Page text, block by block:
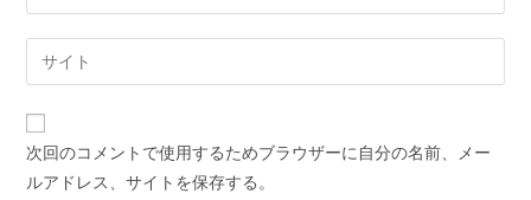
次回のコメントで使用するためブラウザーに自分の名前、メー
ルアドレス、サイトを保存する。